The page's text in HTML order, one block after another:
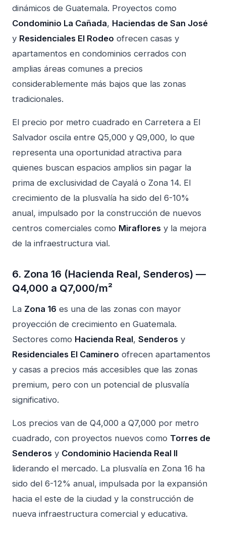
dinámicos de Guatemala. Proyectos como
Condominio La Cañada, Haciendas de San José
y Residenciales El Rodeo ofrecen casas y
apartamentos en condominios cerrados con
amplias áreas comunes a precios
considerablemente más bajos que las zonas
tradicionales.
El precio por metro cuadrado en Carretera a El
Salvador oscila entre Q5,000 y Q9,000, lo que
representa una oportunidad atractiva para
quienes buscan espacios amplios sin pagar la
prima de exclusividad de Cayalá o Zona 14. El
crecimiento de la plusvalía ha sido del 6-10%
anual, impulsado por la construcción de nuevos
centros comerciales como Miraflores y la mejora
de la infraestructura vial.
6. Zona 16 (Hacienda Real, Senderos) —
Q4,000 a Q7,000/m²
La Zona 16 es una de las zonas con mayor
proyección de crecimiento en Guatemala.
Sectores como Hacienda Real, Senderos y
Residenciales El Caminero ofrecen apartamentos
y casas a precios más accesibles que las zonas
premium, pero con un potencial de plusvalía
significativo.
Los precios van de Q4,000 a Q7,000 por metro
cuadrado, con proyectos nuevos como Torres de
Senderos y Condominio Hacienda Real II
liderando el mercado. La plusvalía en Zona 16 ha
sido del 6-12% anual, impulsada por la expansión
hacia el este de la ciudad y la construcción de
nueva infraestructura comercial y educativa.